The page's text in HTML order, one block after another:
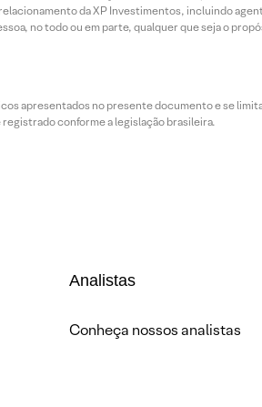
da XP Investimentos, incluindo
no todo ou em parte, qualquer que seja o
apresentados no presente documento e se
conforme a legislação brasileira.
Analistas
Conheça nossos analistas